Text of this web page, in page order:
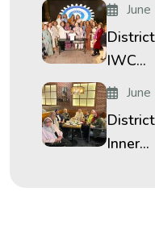
IWC...
Inner...